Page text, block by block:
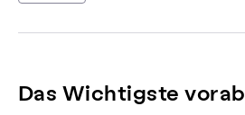
Das Wichtigste vorab